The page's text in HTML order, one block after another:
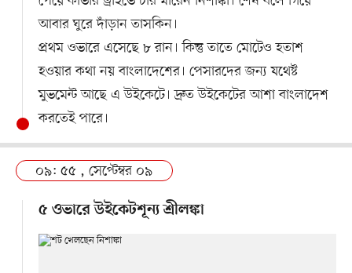
আবার ঘুরে দাঁড়ান তাসকিন।
প্রথম ওভারে এসেছে ৮ রান। কিন্তু তাতে মোটেও হতাশ
হওয়ার কথা নয় বাংলাদেশের। পেসারদের জন্য যথেষ্ট
মুভমেন্ট আছে এ উইকেটে। দ্রুত উইকেটের আশা বাংলাদেশ
করতেই পারে।
০৯: ৫৫ , সেপ্টেম্বর ০৯
৫ ওভারে উইকেটশূন্য শ্রীলঙ্কা